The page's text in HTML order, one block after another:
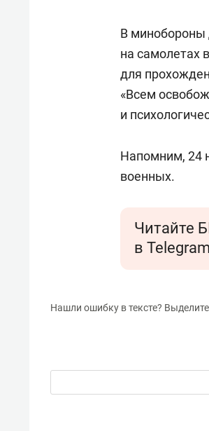
В минобороны
на самолетах
для
«Всем
и
Напомним, 24
военных.
Читайте
в Telegram
Нашли ошибку в тексте?